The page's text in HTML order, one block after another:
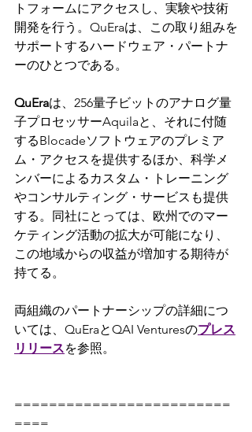
トフォームにアクセスし、実験や技術
開発を行う。QuEraは、この取り組みを
サポートするハードウェア・パートナ
ーのひとつである。
QuEraは、256量子ビットのアナログ量
子プロセッサーAquilaと、それに付随
するBlocadeソフトウェアのプレミア
ム・アクセスを提供するほか、科学メ
ンバーによるカスタム・トレーニング
やコンサルティング・サービスも提供
する。同社にとっては、欧州でのマー
ケティング活動の拡大が可能になり、
この地域からの収益が増加する期待が
持てる。
両組織のパートナーシップの詳細につ
いては、QuEraとQAI Venturesのプレス
リリースを参照。
=========================
====